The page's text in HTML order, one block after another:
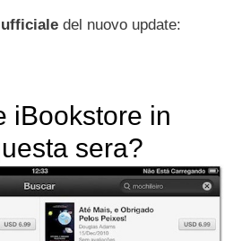
ufficiale del nuovo update:
iBookstore in
sera?